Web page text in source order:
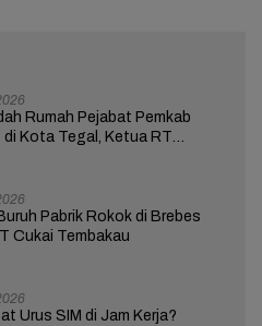
Rumah Pejabat Pemkab
di Kota Tegal, Ketua RT
Pabrik Rokok di Brebes
Cukai Tembakau
Urus SIM di Jam Kerja?